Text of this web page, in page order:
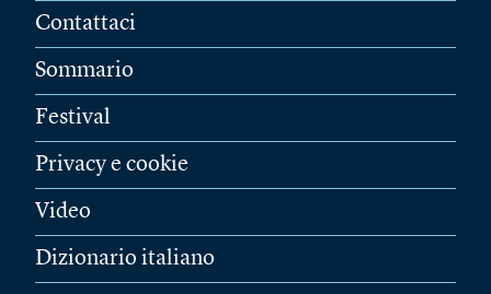
Contattaci
Sommario
Festival
Privacy e cookie
Video
Dizionario italiano